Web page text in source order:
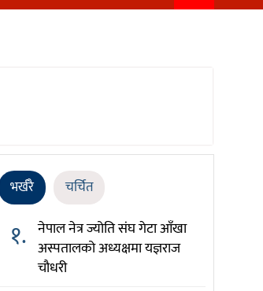
भर्खरै चर्चित
१. नेपाल नेत्र ज्योति संघ गेटा आँखा
अस्पतालको अध्यक्षमा यज्ञराज
चौधरी